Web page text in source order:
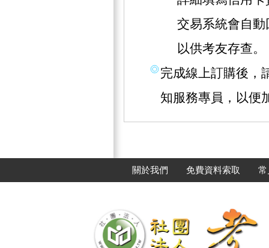
交易系統會自
以供考友存查。
完成線上訂購後，
知服務專員，以便
關於我們 免費資料索取 常